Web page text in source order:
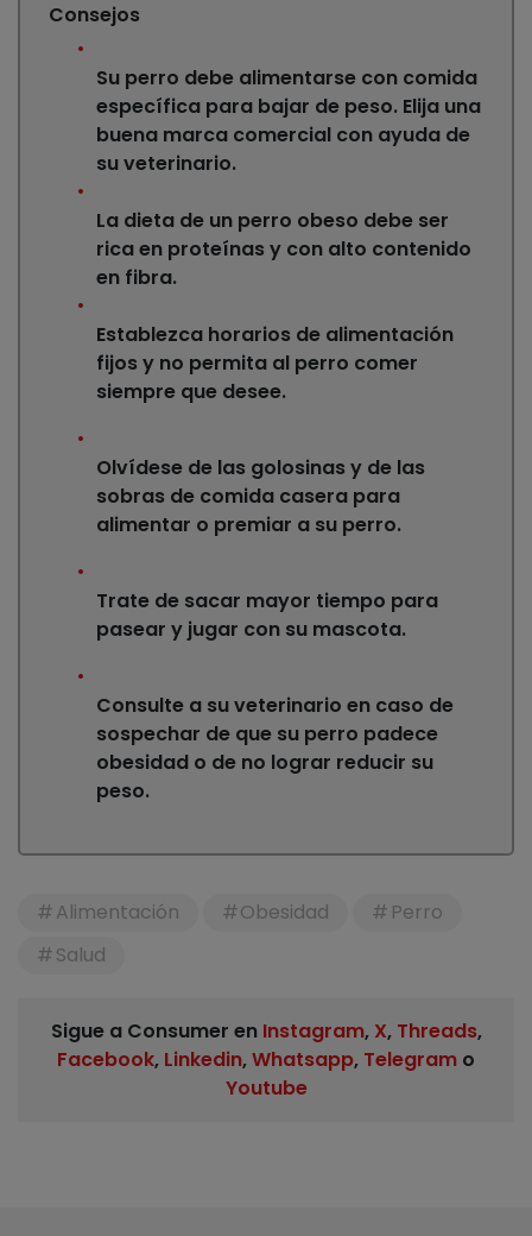
Consejos
Su perro debe alimentarse con comida
específica para bajar de peso. Elija una
buena marca comercial con ayuda de
su veterinario.
La dieta de un perro obeso debe ser
rica en proteínas y con alto contenido
en fibra.
Establezca horarios de alimentación
fijos y no permita al perro comer
siempre que desee.
Olvídese de las golosinas y de las
sobras de comida casera para
alimentar o premiar a su perro.
Trate de sacar mayor tiempo para
pasear y jugar con su mascota.
Consulte a su veterinario en caso de
sospechar de que su perro padece
obesidad o de no lograr reducir su
peso.
Alimentación Obesidad
Perro
Salud
Sigue a Consumer en Instagram, X, Threads,
Facebook, Linkedin,Whatsapp, Telegram o
Youtube